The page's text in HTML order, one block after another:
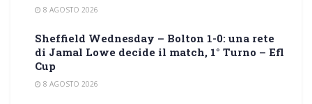
8 AGOSTO 2026
Sheffield Wednesday – Bolton 1-0: una rete
di Jamal Lowe decide il match, 1° Turno – Efl
Cup
8 AGOSTO 2026